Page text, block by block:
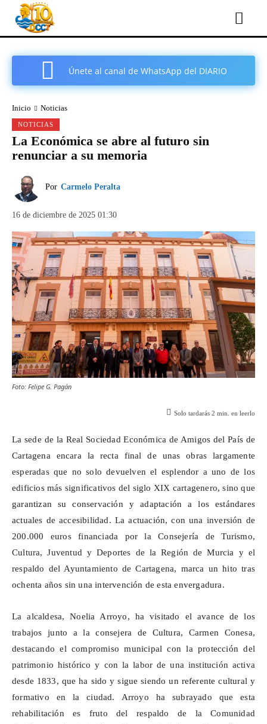
Únete al canal de WhatsApp del DIARIO
Inicio Noticias
NOTICIAS
La Económica se abre al futuro sin
renunciar a su memoria
Por Carmelo Peralta
16 de diciembre de 2025 01:30
Foto: Felipe G. Pagán
Solo tardarás 2 min. en leerlo
La sede de la Real Sociedad Económica de Amigos del País de
Cartagena encara la recta final de unas obras largamente
esperadas que no solo devuelven el esplendor a uno de los
edificios más significativos del siglo XIX cartagenero, sino que
garantizan su conservación y adaptación a los estándares
actuales de accesibilidad. La actuación, con una inversión de
200.000 euros financiada por la Consejería de Turismo,
Cultura, Juventud y Deportes de la Región de Murcia y el
respaldo del Ayuntamiento de Cartagena, marca un hito tras
ochenta años sin una intervención de esta envergadura.
La alcaldesa, Noelia Arroyo, ha visitado el avance de los
trabajos junto a la consejera de Cultura, Carmen Conesa,
destacando el compromiso municipal con la protección del
patrimonio histórico y con la labor de una institución activa
desde 1833, que ha sido y sigue siendo un referente cultural y
formativo en la ciudad. Arroyo ha subrayado que esta
rehabilitación es fruto del respaldo de la Comunidad